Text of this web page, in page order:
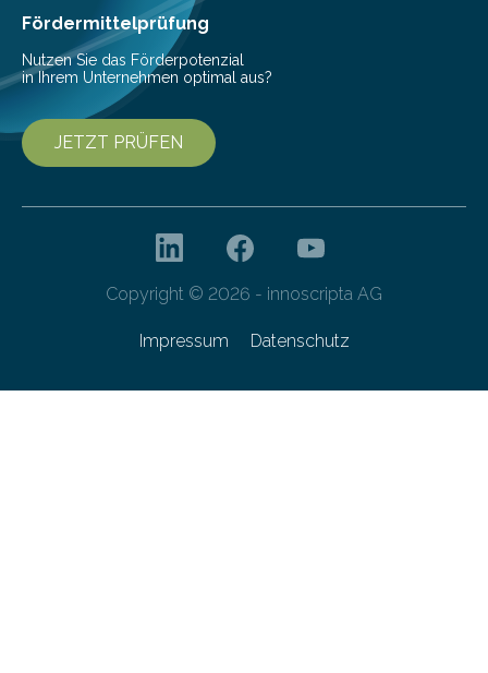
Fördermittelprüfung
Nutzen Sie das Förderpotenzial
in Ihrem Unternehmen optimal aus?
JETZT PRÜFEN
Copyright © 2026 - innoscripta AG
Impressum Datenschutz